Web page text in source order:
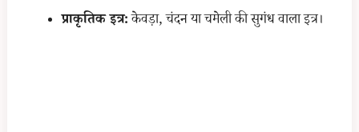
प्राकृतिक इत्र:केवड़ा, चंदन या चमेली की सुगंध वाला इत्र।